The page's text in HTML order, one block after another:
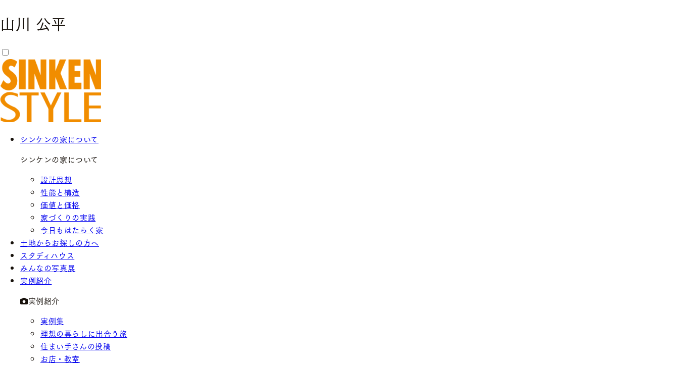
山川 公平
シンケンの家について
シンケンの家について
設計思想
性能と構造
価値と価格
家づくりの実践
今日もはたらく家
土地からお探しの方へ
スタディハウス
みんなの写真展
実例紹介
実例紹介
実例集
理想の暮らしに出合う旅
住まい手さんの投稿
お店・教室